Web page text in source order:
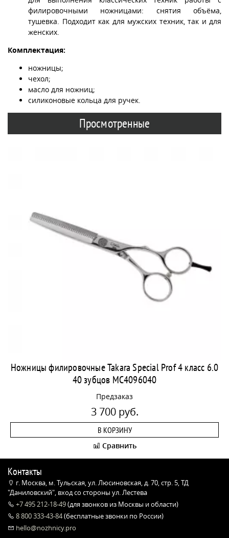
филировочными ножницами: снятия объёма,
тушевка. Подходит как для мужских техник, так и для
женских.
Комплектация:
ножницы;
чехол;
масло для ножниц;
силиконовые кольца для ручек.
Просмотренные
Ножницы филировочные Takara Special Prof 4 класс 6.0
40 зубцов MC4096040
Предзаказ
3 700 руб.
В КОРЗИНУ
Сравнить
Контакты
г. Москва, м. Тульская, ул. Люсиновская, д. 70, стр. 5, ТД
"Даниловский", вход со стороны ул. Лестева
+7 495 212-18-49(для звонков из Москвы и области)
8 800 333-43-84(бесплатные звонки по России)
hello@nozhnicy.pro